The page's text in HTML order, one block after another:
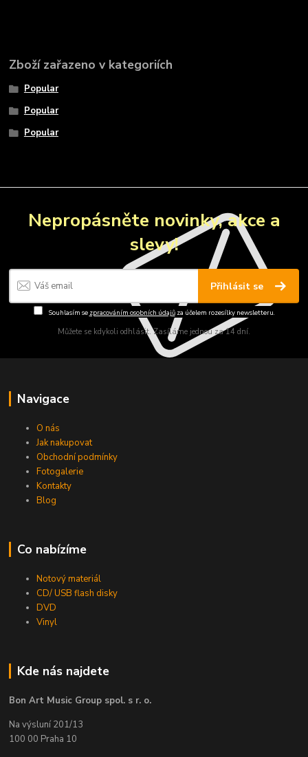
Zboží zařazeno v kategoriích
Popular
Popular
Popular
Nepropásněte novinky, akce a
slevy!
Přihlásit se
Souhlasím se zpracováním osobních údajůza účelem rozesílky newsletteru.
Můžete se kdykoli odhlásit. Zasíláme jednou za 14 dní.
Navigace
O nás
Jak nakupovat
Obchodní podmínky
Fotogalerie
Kontakty
Blog
Co nabízíme
Notový materiál
CD/ USB flash disky
DVD
Vinyl
Kde nás najdete
Bon Art Music Group spol. s r. o.
Na výsluní 201/13
100 00 Praha 10